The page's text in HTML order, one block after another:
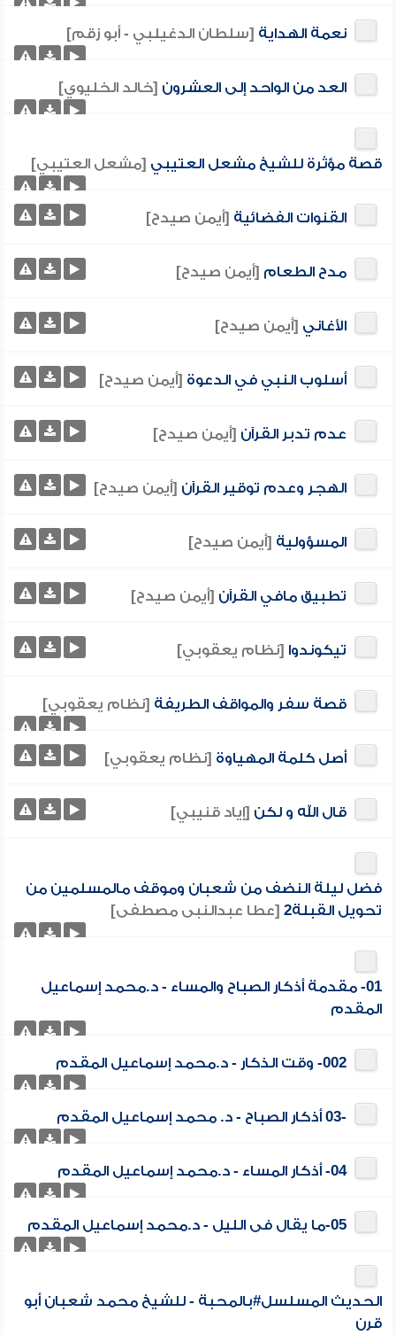
نعمة الهداية [سلطان الدغيلبي - أبو زقم]
العد من الواحد إلى العشرون [خالد الخليوي]
قصة مؤثرة للشيخ مشعل العتيبي [مشعل العتيبي]
القنوات الفضائية [أيمن صيدح]
مدح الطعام [أيمن صيدح]
الأغاني [أيمن صيدح]
أسلوب النبي في الدعوة [أيمن صيدح]
عدم تدبر القرآن [أيمن صيدح]
الهجر وعدم توقير القرآن [أيمن صيدح]
المسؤولية [أيمن صيدح]
تطبيق مافي القرآن [أيمن صيدح]
تيكوندوا [نظام يعقوبي]
قصة سفر والمواقف الطريفة [نظام يعقوبي]
أصل كلمة المهياوة [نظام يعقوبي]
قال الله و لكن [إياد قنيبي]
فضل ليلة النضف من شعبان وموقف مالمسلمين من
تحويل القبلة2
[عطا عبدالنبى مصطفى]
01- مقدمة أذكار الصباح والمساء - د.محمد إسماعيل
المقدم
002- وقت الذكار - د.محمد إسماعيل المقدم
-03 أذكار الصباح - د. محمد إسماعيل المقدم
04- أذكار المساء - د.محمد إسماعيل المقدم
05-ما يقال فى الليل - د.محمد إسماعيل المقدم
الحديث المسلسل#بالمحبة - للشيخ محمد شعبان أبو
قرن